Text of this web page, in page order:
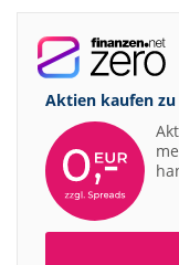
Aktien kaufen zu